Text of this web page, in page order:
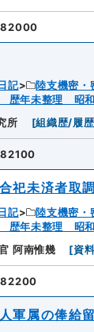
記 陸支機密・
歴年未整理 昭
所 [組織歴/履歴
祀未済者取
記 陸支機密・
歴年未整理 昭
阿南惟幾 [資
軍属の俸給